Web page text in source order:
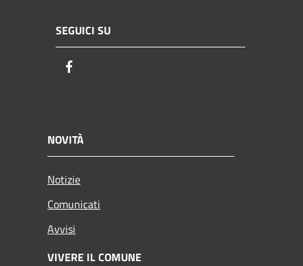
SEGUICI SU
NOVITÀ
Notizie
Comunicati
Avvisi
VIVERE IL COMUNE